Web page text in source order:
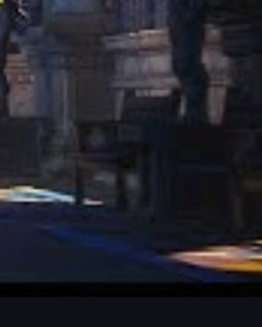
beruntun
, sesuatu yang